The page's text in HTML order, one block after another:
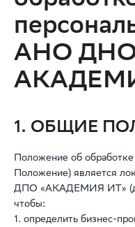
АНО ДНО
1. ОБЩИЕ
Положение об
Положение) является
ДПО «АКАДЕМИЯ ИТ»
чтобы:
1. определить бизнес-